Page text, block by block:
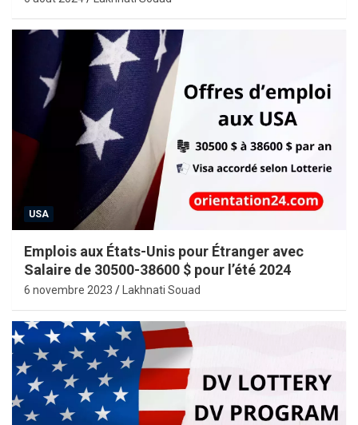
USA
Emplois aux États-Unis pour Étranger avec
Salaire de 30500-38600 $ pour l’été 2024
6 novembre 2023 Lakhnati Souad